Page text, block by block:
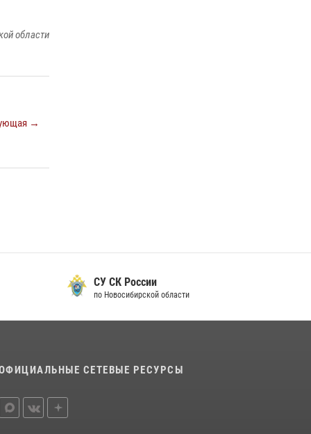
области
→
СУ СК России
по Новосибирской области
СЕТЕВЫЕ РЕСУРСЫ